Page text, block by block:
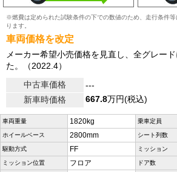
※燃費は定められた試験条件の下での数値のため、走行条件
ります。
車両価格を改定
メーカー希望小売価格を見直し、全グレー
た。（2022.4）
中古車価格
---
新車時価格
667.8万円(税込)
車両重量 1820kg 乗車定員
ホイールベース 2800mm シート列数
駆動方式 FF ミッション
ミッション位置 フロア ドア数